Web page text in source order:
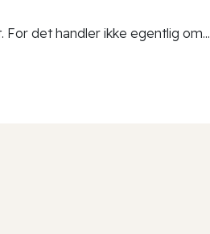
det handler ikke egentlig om...